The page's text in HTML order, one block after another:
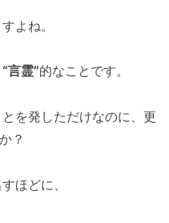
よね。
“言霊”的なことです。
を発しただけなのに、更
？
ほどに、